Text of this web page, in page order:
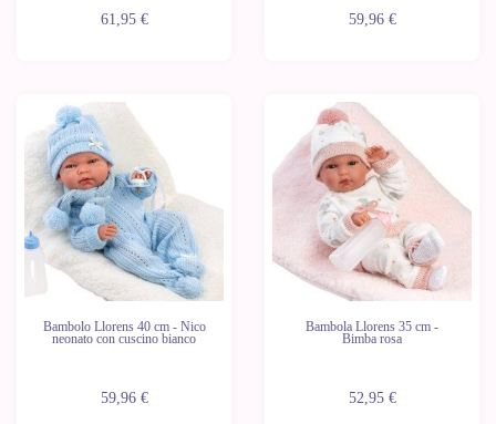
61,95 € 59,96 €
Bambolo Llorens 40 cm - Nico
neonato con cuscino bianco
59,96 €
Bambola Llorens 35 cm -
Bimba rosa
52,95 €